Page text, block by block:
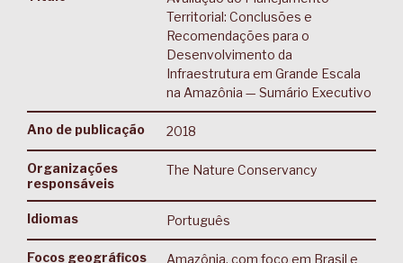
Territorial: Conclusões e
Recomendações para o
Desenvolvimento da
Infraestrutura em Grande Escala
na Amazônia — Sumário Executivo
Ano de publicação 2018
Organizações
responsáveis
The Nature Conservancy
Idiomas Português
Focos geográficos
Amazônia, com foco em Brasil e